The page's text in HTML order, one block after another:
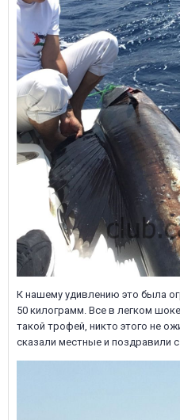
К нашему удивлению это была
50 килограмм. Все в легком
такой трофей, никто этого не
сказали местные и поздравили